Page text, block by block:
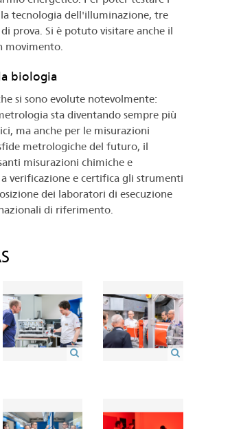
tecnologia dell'illuminazione, tre
prova. Si è potuto visitare anche il
movimento.
biologia
si sono evolute notevolmente:
sta diventando sempre più
ma anche per le misurazioni
metrologiche del futuro, il
misurazioni chimiche e
verificazione e certifica gli strumenti
dei laboratori di esecuzione
di riferimento.